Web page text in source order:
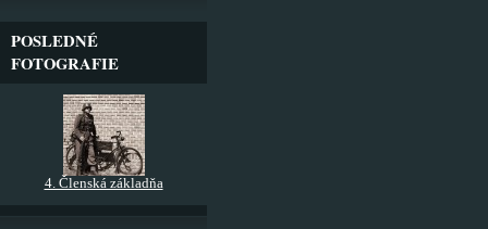
POSLEDNÉ
FOTOGRAFIE
4. Členská základňa